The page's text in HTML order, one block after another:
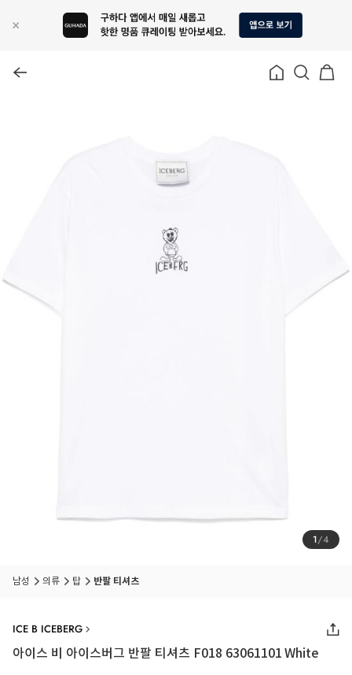
1/4
남성 의류 탑 반팔 티셔츠
ICE B ICEBERG
아이스 비 아이스버그 반팔 티셔츠 F018 63061101 White